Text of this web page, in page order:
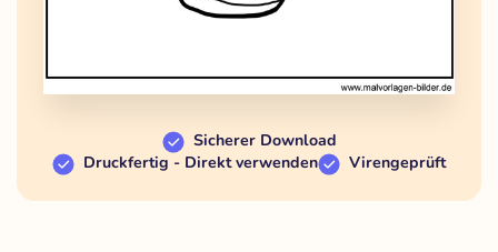
Sicherer Download
Druckfertig - Direkt verwenden
Virengeprüft